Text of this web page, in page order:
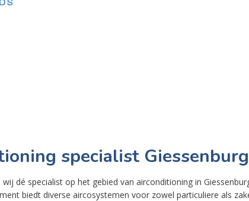
specialist Giessenburg
wij dé specialist op het gebied van airconditioning in
biedt diverse aircosystemen voor zowel particuliere als